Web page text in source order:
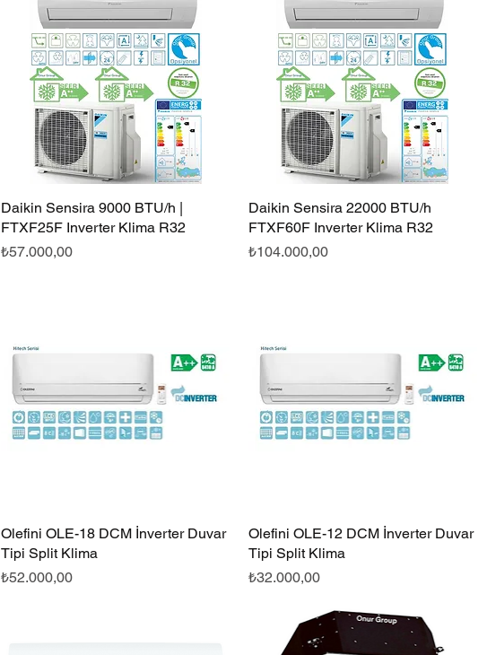
Hızlı Bakış
Daikin Sensira 9000 BTU/h |
FTXF25F Inverter Klima R32
Fiyat
₺57.000,00
Hızlı Bakış
Daikin Sensira 22000 BTU/h
FTXF60F Inverter Klima R32
Fiyat
₺104.000,00
Hızlı Bakış
Olefini OLE-18 DCM İnverter Duvar
Tipi Split Klima
Fiyat
₺52.000,00
Hızlı Bakış
Olefini OLE-12 DCM İnverter Duvar
Tipi Split Klima
Fiyat
₺32.000,00